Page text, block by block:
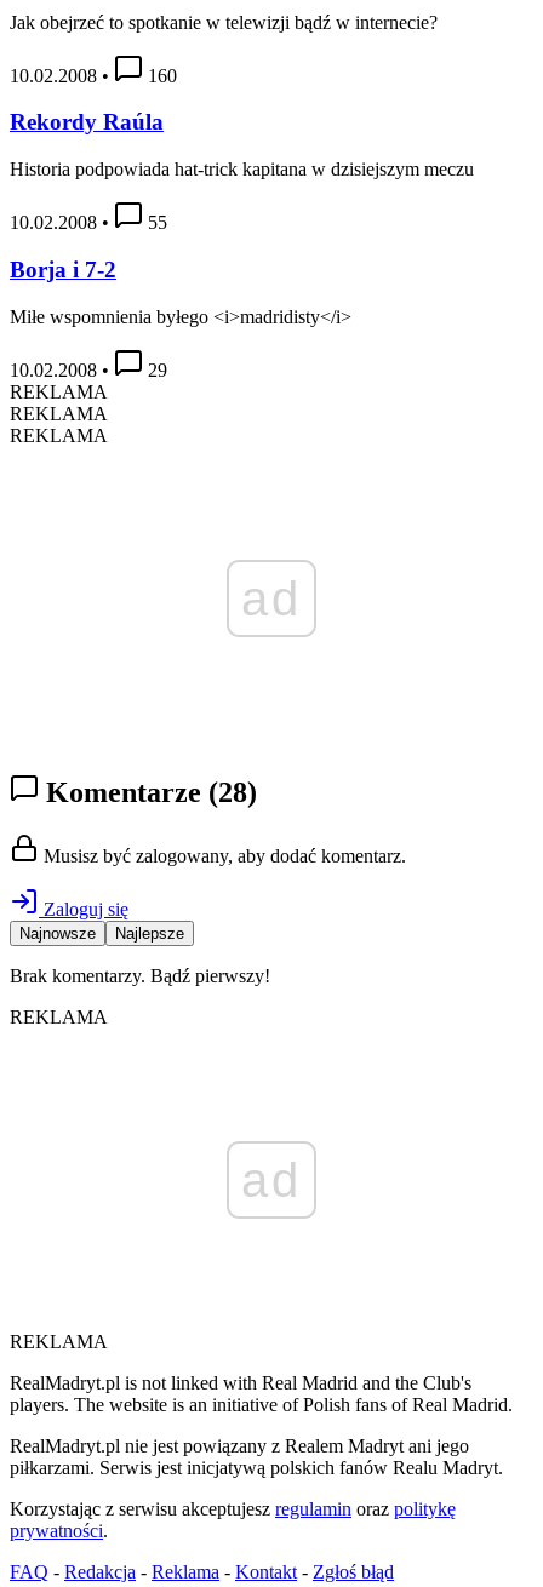
Jak obejrzeć to spotkanie w telewizji bądź w internecie?
10.02.2008 • 160
Rekordy Raúla
Historia podpowiada hat-trick kapitana w dzisiejszym meczu
10.02.2008 • 55
Borja i 7-2
Miłe wspomnienia byłego <i>madridisty</i>
10.02.2008 •
29
REKLAMA
REKLAMA
REKLAMA
ad
Komentarze (28)
Musisz być zalogowany, aby dodać komentarz.
Zaloguj się
Najnowsze Najlepsze
Brak komentarzy. Bądź pierwszy!
REKLAMA
ad
REKLAMA
RealMadryt.pl is not linked with Real Madrid and the Club's
players. The website is an initiative of Polish fans of Real Madrid.
RealMadryt.pl nie jest powiązany z Realem Madryt ani jego
piłkarzami. Serwis jest inicjatywą polskich fanów Realu Madryt.
Korzystając z serwisu akceptujesz regulamin oraz politykę
prywatności.
FAQ - Redakcja - Reklama - Kontakt - Zgłoś błąd